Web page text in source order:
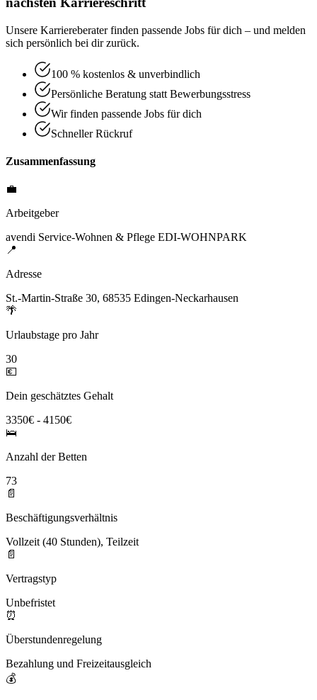
Unsere Karriereberater finden passende Jobs für dich – und melden
sich persönlich bei dir zurück.
100 % kostenlos & unverbindlich
Persönliche Beratung statt Bewerbungsstress
Wir finden passende Jobs für dich
Schneller Rückruf
Zusammenfassung
💼
Arbeitgeber
avendi Service-Wohnen & Pflege EDI-WOHNPARK
📍
Adresse
St.-Martin-Straße 30, 68535 Edingen-Neckarhausen
🌴
Urlaubstage pro Jahr
30
💶
Dein geschätztes Gehalt
3350€ - 4150€
🛌
Anzahl der Betten
73
📄
Beschäftigungsverhältnis
Vollzeit (40 Stunden), Teilzeit
📄
Vertragstyp
Unbefristet
⏰
Überstundenregelung
Bezahlung und Freizeitausgleich
💰